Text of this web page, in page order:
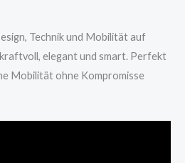
Technik und Mobilität auf
elegant und smart. Perfekt
Mobilität ohne Kompromisse